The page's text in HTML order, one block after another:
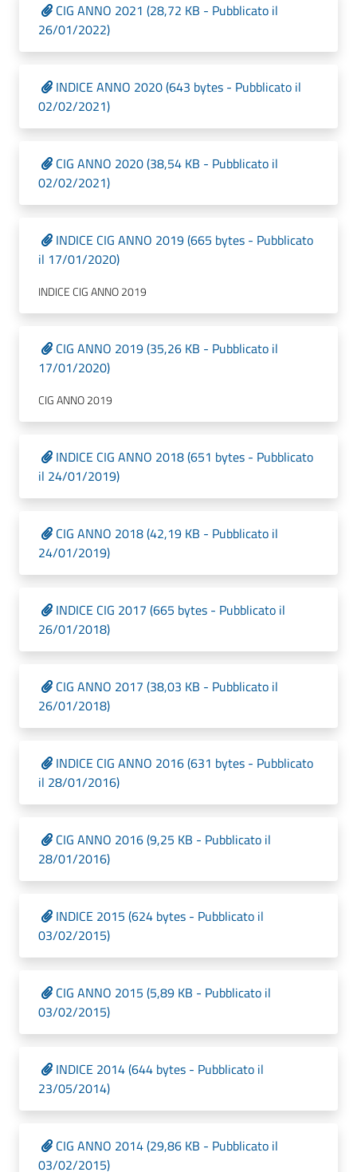
CIG ANNO 2021 (28,72 KB - Pubblicato il
26/01/2022)
INDICE ANNO 2020 (643 bytes - Pubblicato il
02/02/2021)
CIG ANNO 2020 (38,54 KB - Pubblicato il
02/02/2021)
INDICE CIG ANNO 2019 (665 bytes - Pubblicato
il 17/01/2020)
INDICE CIG ANNO 2019
CIG ANNO 2019 (35,26 KB - Pubblicato il
17/01/2020)
CIG ANNO 2019
INDICE CIG ANNO 2018 (651 bytes - Pubblicato
il 24/01/2019)
CIG ANNO 2018 (42,19 KB - Pubblicato il
24/01/2019)
INDICE CIG 2017 (665 bytes - Pubblicato il
26/01/2018)
CIG ANNO 2017 (38,03 KB - Pubblicato il
26/01/2018)
INDICE CIG ANNO 2016 (631 bytes - Pubblicato
il 28/01/2016)
CIG ANNO 2016 (9,25 KB - Pubblicato il
28/01/2016)
INDICE 2015 (624 bytes - Pubblicato il
03/02/2015)
CIG ANNO 2015 (5,89 KB - Pubblicato il
03/02/2015)
INDICE 2014 (644 bytes - Pubblicato il
23/05/2014)
CIG ANNO 2014 (29,86 KB - Pubblicato il
03/02/2015)